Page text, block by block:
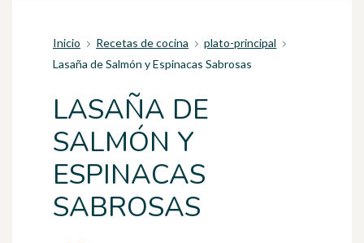
Inicio Recetas de cocina
plato-principal
Lasaña de Salmón y Espinacas Sabrosas
LASAÑA DE
SALMÓN Y
ESPINACAS
SABROSAS